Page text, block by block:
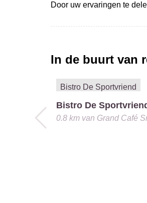
Door uw ervaringen te
In de buurt van
Bistro De
0.8 kmvan Grand Café